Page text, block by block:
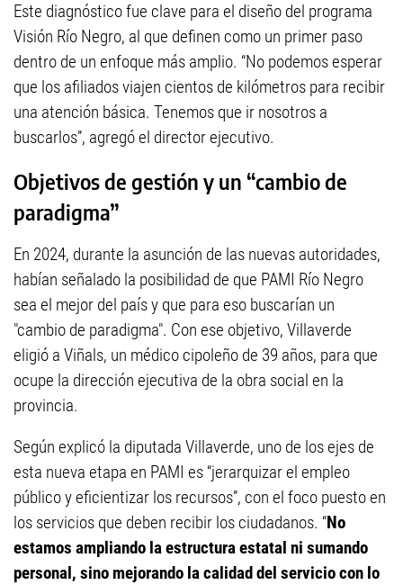
Este diagnóstico fue clave para el diseño del programa
Visión Río Negro, al que definen como un primer paso
dentro de un enfoque más amplio. “No podemos esperar
que los afiliados viajen cientos de kilómetros para recibir
una atención básica. Tenemos que ir nosotros a
buscarlos”, agregó el director ejecutivo.
Objetivos de gestión y un “cambio de
paradigma”
En 2024, durante la asunción de las nuevas autoridades,
habían señalado la posibilidad de que PAMI Río Negro
sea el mejor del país y que para eso buscarían un
"cambio de paradigma". Con ese objetivo, Villaverde
eligió a Viñals, un médico cipoleño de 39 años, para que
ocupe la dirección ejecutiva de la obra social en la
provincia.
Según explicó la diputada Villaverde, uno de los ejes de
esta nueva etapa en PAMI es “jerarquizar el empleo
público y eficientizar los recursos”, con el foco puesto en
los servicios que deben recibir los ciudadanos. “No
estamos ampliando la estructura estatal ni sumando
personal, sino mejorando la calidad del servicio con lo